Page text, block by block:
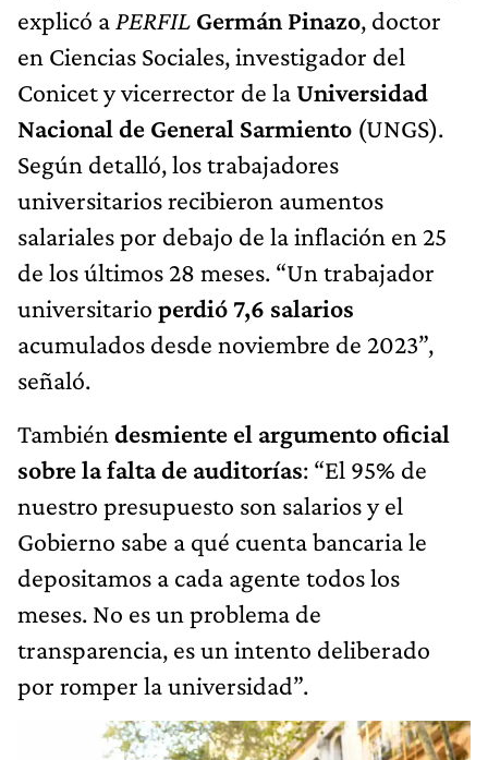
explicó a PERFIL Germán Pinazo, doctor
en Ciencias Sociales, investigador del
Conicet y vicerrector de laUniversidad
Nacional de General Sarmiento (UNGS).
Según detalló, los trabajadores
universitarios recibieron aumentos
salariales por debajo de la inflación en 25
de los últimos 28 meses. “Un trabajador
universitario perdió 7,6 salarios
acumulados desde noviembre de 2023”,
señaló.
También desmiente el argumento oficial
sobre la falta de auditorías: “El 95% de
nuestro presupuesto son salarios y el
Gobierno sabe a qué cuenta bancaria le
depositamos a cada agente todos los
meses. No es un problema de
transparencia, es un intento deliberado
por romper la universidad”.